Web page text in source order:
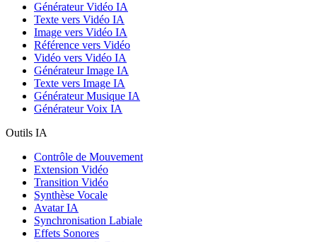
Générateur Vidéo IA
Texte vers Vidéo IA
Image vers Vidéo IA
Référence vers Vidéo
Vidéo vers Vidéo IA
Générateur Image IA
Texte vers Image IA
Générateur Musique IA
Générateur Voix IA
Outils IA
Contrôle de Mouvement
Extension Vidéo
Transition Vidéo
Synthèse Vocale
Avatar IA
Synchronisation Labiale
Effets Sonores